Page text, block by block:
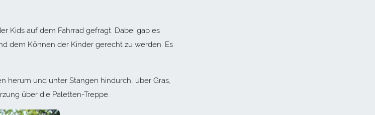
Kids auf dem Fahrrad gefragt. Dabei gab es
dem Können der Kinder gerecht zu werden. Es
herum und unter Stangen hindurch, über Gras,
über die Paletten-Treppe.